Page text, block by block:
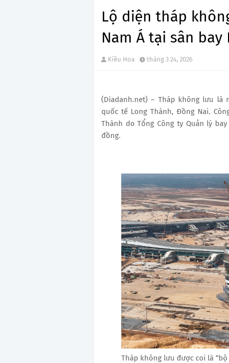
Lộ diện tháp
Nam Á tại sân bay
Kiều Hoa tháng 3 24, 2026
(Diadanh.net) – Tháp không lưu là
quốc tế Long Thành, Đồng Nai.
Thành do Tổng Công ty Quản lý
đồng.
Tháp không lưu được coi là “bộ